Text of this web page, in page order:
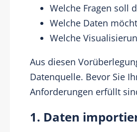
Welche Fragen soll
Welche Daten
Welche
Aus diesen
Datenquelle. Bevor Sie
Anforderungen erfüllt
1. Daten